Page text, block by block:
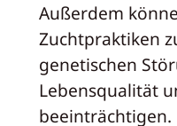
Außerdem
Zuchtpraktiken
genetischen
Lebensqualität
beeinträchtigen.